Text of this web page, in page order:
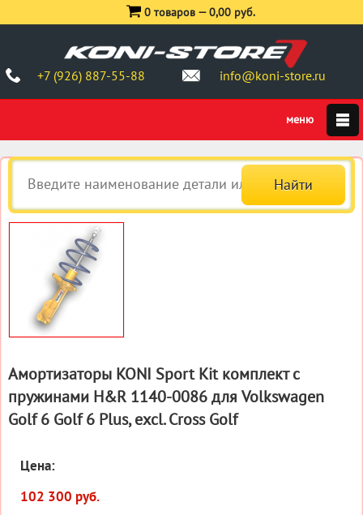
+7 (926) 887-55-88 info@koni-store.ru
0 товаров —0,00 руб.
Амортизаторы KONI Sport Kit комплект c
пружинами H&R 1140-0086 для Volkswagen
Golf 6 Golf 6 Plus, excl. Cross Golf
Цена:
102 300 руб.